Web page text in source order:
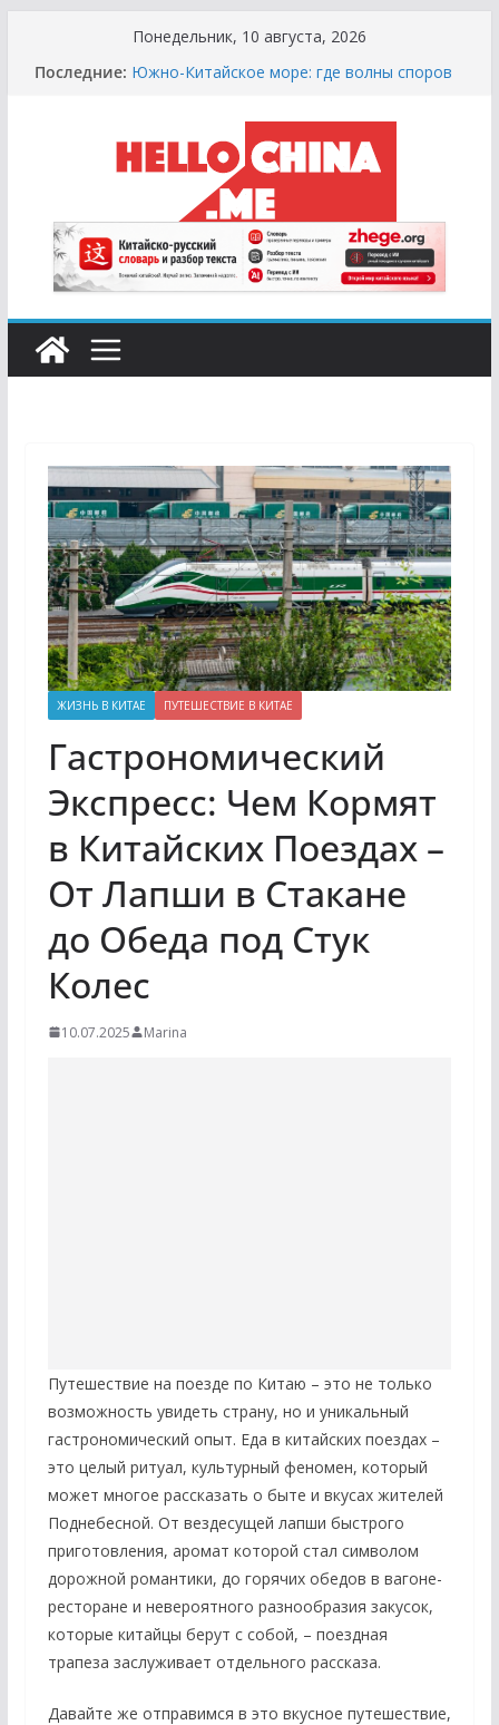
содержимому
Понедельник, 10 августа, 2026
Последние: Южно-Китайское море: где волны споров
Сырная Лихорадка: Как Найти Настоящий
Сыр в Китае и не Купить «Пластиковый»
Аналог
Охота за Черным Хлебом: Путеводитель
по Русским и Европейским Пекарням в
Китае
Молочный Кризис: Почему в Китае не
Найти Творог, Сметану и Кефир (и Где
Искать Спасение?)
Счастливые Числа и Продукты-Табу:
ЖИЗНЬ В КИТАЕ ПУТЕШЕСТВИЕ В КИТАЕ
Гастрономический
Экспресс: Чем Кормят
в Китайских Поездах –
От Лапши в Стакане
до Обеда под Стук
Колес
10.07.2025 Marina
Путешествие на поезде по Китаю – это не только
возможность увидеть страну, но и уникальный
гастрономический опыт. Еда в китайских поездах –
это целый ритуал, культурный феномен, который
может многое рассказать о быте и вкусах жителей
Поднебесной. От вездесущей лапши быстрого
приготовления, аромат которой стал символом
дорожной романтики, до горячих обедов в вагоне-
ресторане и невероятного разнообразия закусок,
которые китайцы берут с собой, – поездная
трапеза заслуживает отдельного рассказа.
Давайте же отправимся в это вкусное путешествие,